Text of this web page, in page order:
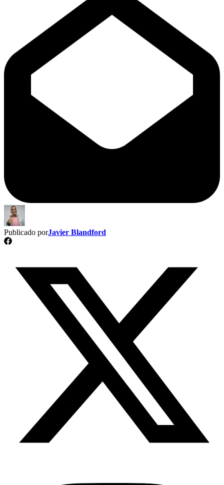
Publicado porJavier Blandford